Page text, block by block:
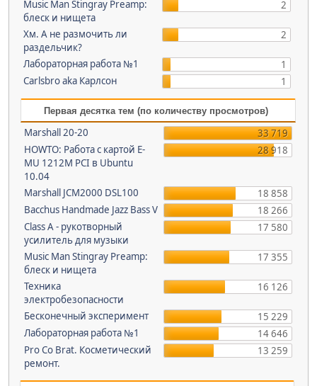
Music Man Stingray Preamp:
блеск и нищета
2
Хм. А не размочить ли
раздельчик?
2
Лабораторная работа №1
1
Carlsbro aka Карлсон
1
Первая десятка тем (по количеству просмотров)
Marshall 20-20
33 719
HOWTO: Работа с картой E-
MU 1212M PCI в Ubuntu
10.04
28 918
Marshall JCM2000 DSL100
18 858
Bacchus Handmade Jazz Bass V
18 266
Class A - рукотворный
усилитель для музыки
17 580
Music Man Stingray Preamp:
блеск и нищета
17 355
Техника
электробезопасности
16 126
Бесконечный эксперимент
15 229
Лабораторная работа №1
14 646
Pro Co Brat. Косметический
ремонт.
13 259